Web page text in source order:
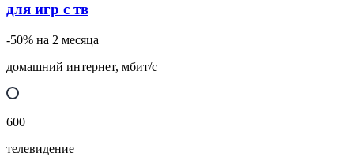
для игр с тв
-50% на 2 месяца
домашний интернет, мбит/с
600
телевидение